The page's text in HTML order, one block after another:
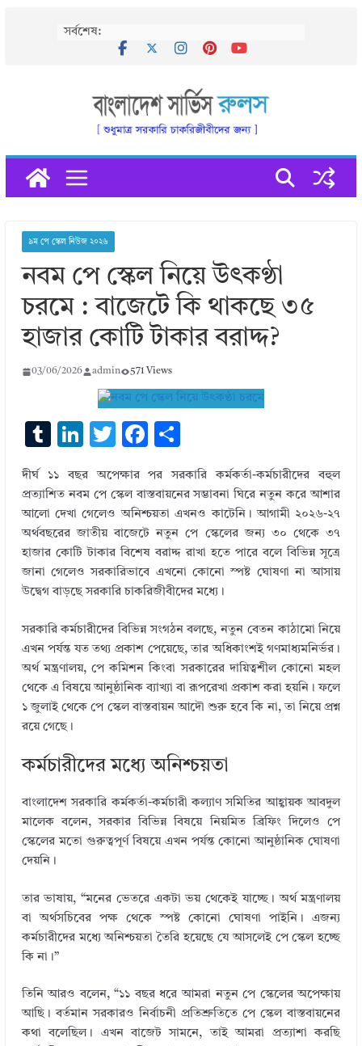
সর্বশেষ:
৯ম পে স্কেল নিউজ ২০২৬
নবম পে স্কেল নিয়ে উৎকণ্ঠা
চরমে : বাজেটে কি থাকছে ৩৫
হাজার কোটি টাকার বরাদ্দ?
03/06/2026 admin 571 Views
T
m
bl
r
Li
k
e
dI
n
T
it
te
r
F
e
b
o
o
k
ar
e
দীর্ঘ ১১ বছর অপেক্ষার পর সরকারি কর্মকর্তা-কর্মচারীদের বহুল
প্রত্যাশিত নবম পে স্কেল বাস্তবায়নের সম্ভাবনা ঘিরে নতুন করে আশার
আলো দেখা গেলেও অনিশ্চয়তা এখনও কাটেনি। আগামী ২০২৬-২৭
অর্থবছরের জাতীয় বাজেটে নতুন পে স্কেলের জন্য ৩০ থেকে ৩৭
হাজার কোটি টাকার বিশেষ বরাদ্দ রাখা হতে পারে বলে বিভিন্ন সূত্রে
জানা গেলেও সরকারিভাবে এখনো কোনো স্পষ্ট ঘোষণা না আসায়
উদ্বেগ বাড়ছে সরকারি চাকরিজীবীদের মধ্যে।
সরকারি কর্মচারীদের বিভিন্ন সংগঠন বলছে, নতুন বেতন কাঠামো নিয়ে
এখন পর্যন্ত যত তথ্য প্রকাশ পেয়েছে, তার অধিকাংশই গণমাধ্যমনির্ভর।
অর্থ মন্ত্রণালয়, পে কমিশন কিংবা সরকারের দায়িত্বশীল কোনো মহল
থেকে এ বিষয়ে আনুষ্ঠানিক ব্যাখ্যা বা রূপরেখা প্রকাশ করা হয়নি। ফলে
১ জুলাই থেকে পে স্কেল বাস্তবায়ন আদৌ শুরু হবে কি না, তা নিয়ে প্রশ্ন
রয়ে গেছে।
কর্মচারীদের মধ্যে অনিশ্চয়তা
বাংলাদেশ সরকারি কর্মকর্তা-কর্মচারী কল্যাণ সমিতির আহ্বায়ক আবদুল
মালেক বলেন, সরকার বিভিন্ন বিষয়ে নিয়মিত ব্রিফিং দিলেও পে
স্কেলের মতো গুরুত্বপূর্ণ বিষয়ে এখন পর্যন্ত কোনো আনুষ্ঠানিক ঘোষণা
দেয়নি।
তার ভাষায়, “মনের ভেতরে একটা ভয় থেকেই যাচ্ছে। অর্থ মন্ত্রণালয়
বা অর্থসচিবের পক্ষ থেকে স্পষ্ট কোনো ঘোষণা পাইনি। এজন্য
কর্মচারীদের মধ্যে অনিশ্চয়তা তৈরি হয়েছে যে আসলেই পে স্কেল হচ্ছে
কি না।”
তিনি আরও বলেন, “১১ বছর ধরে আমরা নতুন পে স্কেলের অপেক্ষায়
আছি। বর্তমান সরকারও নির্বাচনী প্রতিশ্রুতিতে পে স্কেল বাস্তবায়নের
কথা বলেছিল। এখন বাজেট সামনে, তাই আমরা প্রত্যাশা করছি